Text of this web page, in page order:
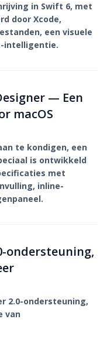
in Swift 6, met
door Xcode,
een visuele
intelligentie.
— Een
macOS
te kondigen, een
is ontwikkeld
met
inline-
ondersteuning,
2.0-ondersteuning,
van